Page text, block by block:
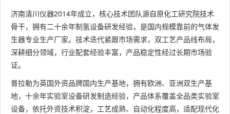
济南清川仪器2014年成立，核心技术团队源自原化工研究院技术
骨干，拥有二十余年制氢设备研发经验，是国内规模靠前的气体发
生器专业生产厂家。技术迭代紧跟市场需求，双工艺产品线布局，
深耕细分领域，行业配套经验丰富，产品稳定性经过长期市场验
证。
普拉勒为英国外资品牌国内生产基地，拥有欧洲、亚洲双生产基
地，十余年实验室设备研发制造经验，产品体系覆盖全品类实验室
设备，依托外资技术积淀，工艺成熟、自动化程度高，适配现代化